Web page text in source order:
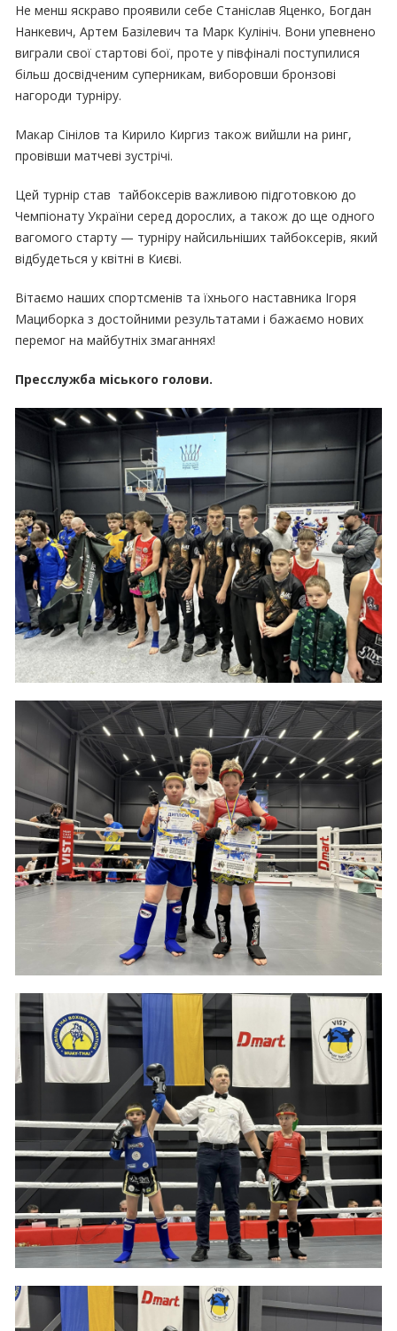
Не менш яскраво проявили себе Станіслав Яценко, Богдан
Нанкевич, Артем Базілевич та Марк Кулініч. Вони упевнено
виграли свої стартові бої, проте у півфіналі поступилися
більш досвідченим суперникам, виборовши бронзові
нагороди турніру.
Макар Сінілов та Кирило Киргиз також вийшли на ринг,
провівши матчеві зустрічі.
Цей турнір став тайбоксерів важливою підготовкою до
Чемпіонату України серед дорослих, а також до ще одного
вагомого старту — турніру найсильніших тайбоксерів, який
відбудеться у квітні в Києві.
Вітаємо наших спортсменів та їхнього наставника Ігоря
Мациборка з достойними результатами і бажаємо нових
перемог на майбутніх змаганнях!
Пресслужба міського голови.